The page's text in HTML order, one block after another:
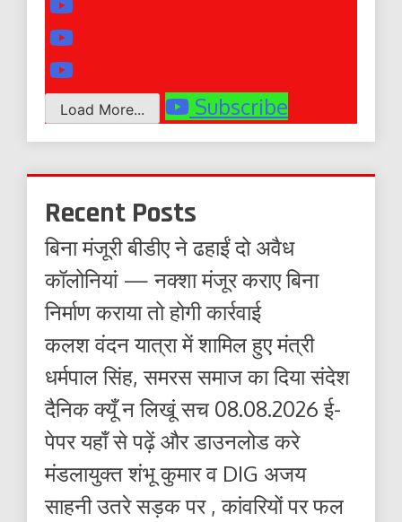
Load More... Subscribe
Recent Posts
बिना मंजूरी बीडीए ने ढहाईं दो अवैध
कॉलोनियां — नक्शा मंजूर कराए बिना
निर्माण कराया तो होगी कार्रवाई
कलश वंदन यात्रा में शामिल हुए मंत्री
धर्मपाल सिंह, समरस समाज का दिया संदेश
दैनिक क्यूँ न लिखूं सच 08.08.2026 ई-
पेपर यहाँ से पढ़ें और डाउनलोड करे
मंडलायुक्त शंभू कुमार व DIG अजय
साहनी उतरे सड़क पर , कांवरियों पर फल